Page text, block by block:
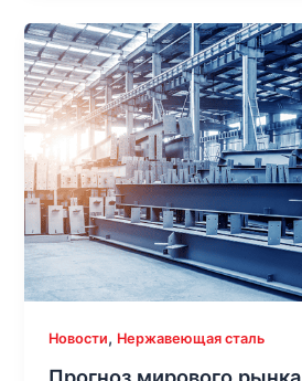
Новости, Нержавеющая сталь